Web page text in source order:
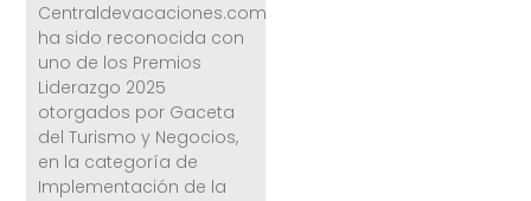
Centraldevacaciones.com
ha sido reconocida con
uno de los Premios
Liderazgo 2025
otorgados por Gaceta
del Turismo y Negocios,
en la categoría de
Implementación de la